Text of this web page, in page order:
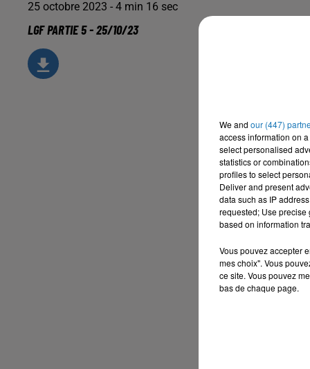
25 octobre 2023 - 4 min 16 sec
LGF PARTIE 5 - 25/10/23
We and our (447)
access information on
select personalised
statistics or
profiles to select
Deliver and present
data such as IP
requested; Use precise
based on information
Vous pouvez accepter
mes choix". Vous
ce site. Vous pouvez
bas de chaque page.